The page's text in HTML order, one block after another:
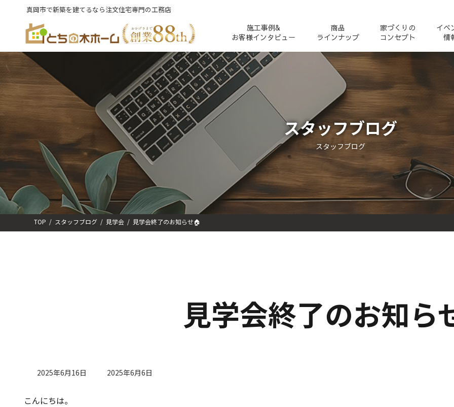
ツ
へ
キ
ッ
プ
シ
ョ
に
移
動
真岡市で新築を建てるなら注文住宅専門の工務店
施工事例&
お客様インタビュー
商品
ラインナップ
家づくりの
コンセプト
イベ
情
スタッフブログ
スタッフブログ
TOP スタッフブログ 見学会 見学会終了のお知らせ🏠
見学会終了のお知ら
2025年6月16日
最
2025年6月6日
こんにちは。